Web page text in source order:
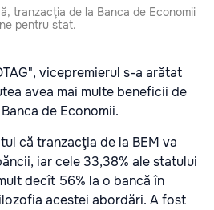
tranzacţia de la Banca de Economii
pentru stat.
vicepremierul s-a arătat
avea mai multe beneficii de
de Economii.
că tranzacţia de la BEM va
iar cele 33,38% ale statului
decît 56% la o bancă în
acestei abordări. A fost